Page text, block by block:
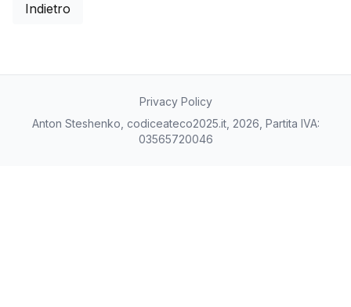
Indietro
Privacy Policy
Anton Steshenko, codiceateco2025.it, 2026, Partita IVA:
03565720046